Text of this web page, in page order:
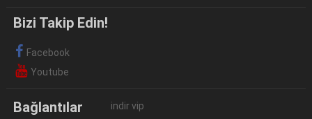
Bizi Takip Edin!
Facebook
Youtube
Bağlantılar indir vip